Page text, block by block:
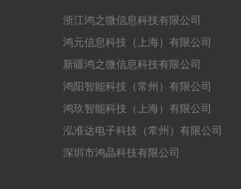
浙江鸿之微信息科技有限公司
鸿元信息科技（上海）有限公司
新疆鸿之微信息科技有限公司
鸿阳智能科技（常州）有限公司
鸿玖智能科技（上海）有限公司
泓准达电子科技（常州）有限公司
深圳市鸿晶科技有限公司